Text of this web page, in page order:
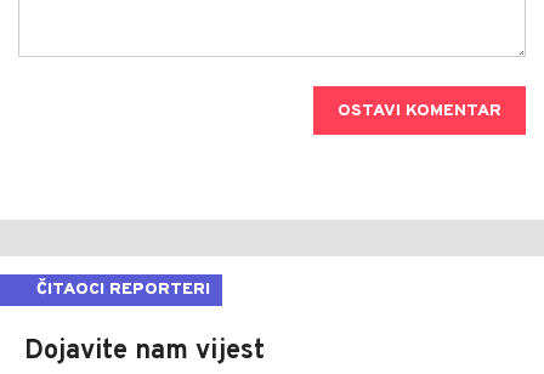
OSTAVI KOMENTAR
ČITAOCI REPORTERI
Dojavite nam vijest